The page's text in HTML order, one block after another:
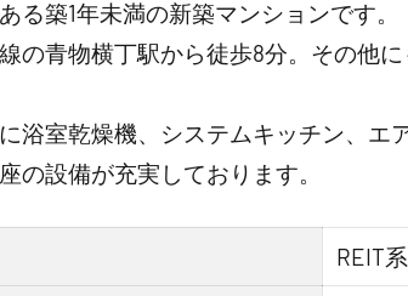
る築1年未満の新築マンションです。
の青物横丁駅から徒歩8分。その他
浴室乾燥機、システムキッチン、エ
の設備が充実しております。
REIT